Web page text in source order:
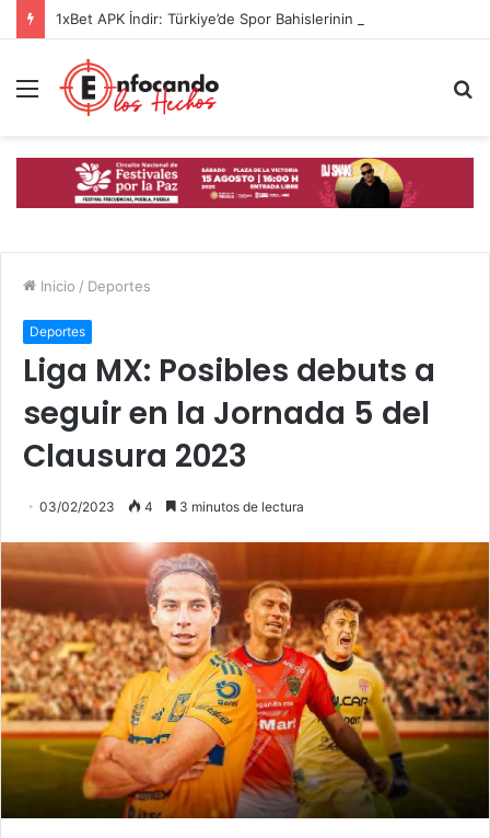
Menú
Inicio / Deportes
Deportes
Liga MX: Posibles debuts a
seguir en la Jornada 5 del
Clausura 2023
03/02/2023 4 3 minutos de lectura